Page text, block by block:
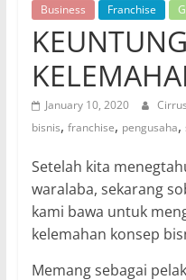
Business Franchise
January 10, 2020
bisnis, franchise, pengusaha,
Setelah kita
waralaba, sekarang
kami bawa untuk
kelemahan konsep
Memang sebagai